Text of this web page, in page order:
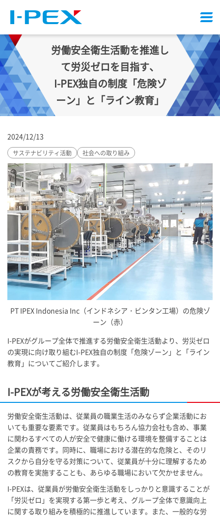
ニ
ュ
ー
労働安全衛生活動を推進し
て労災ゼロを目指す、
I-PEX独自の制度「危険ゾ
ーン」と「ライン教育」
2024/12/13
サステナビリティ活動 社会への取り組み
PT IPEX Indonesia Inc（インドネシア・ビンタン工場）の危険ゾ
ーン（赤）
I-PEXがグループ全体で推進する労働安全衛生活動より、労災ゼロ
の実現に向け取り組むI-PEX独自の制度「危険ゾーン」と「ライン
教育」についてご紹介します。
I-PEXが考える労働安全衛生活動
労働安全衛生活動は、従業員の職業生活のみならず企業活動にお
いても重要な要素です。従業員はもちろん協力会社も含め、事業
に関わるすべての人が安全で健康に働ける環境を整備することは
企業の責務です。同時に、職場における潜在的な危険と、そのリ
スクから自分を守る対策について、従業員が十分に理解するため
の教育を実施することも、あらゆる職場において欠かせません。
I-PEXは、従業員が労働安全衛生活動をしっかりと意識することが
「労災ゼロ」を実現する第一歩と考え、グループ全体で意識向上
に関する取り組みを積極的に推進しています。また、一般的な労